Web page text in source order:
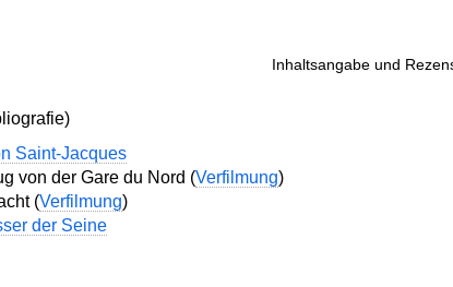
Inhaltsangabe und
Saint-Jacques
von der Gare du Nord (Verfilmung)
(Verfilmung)
der Seine